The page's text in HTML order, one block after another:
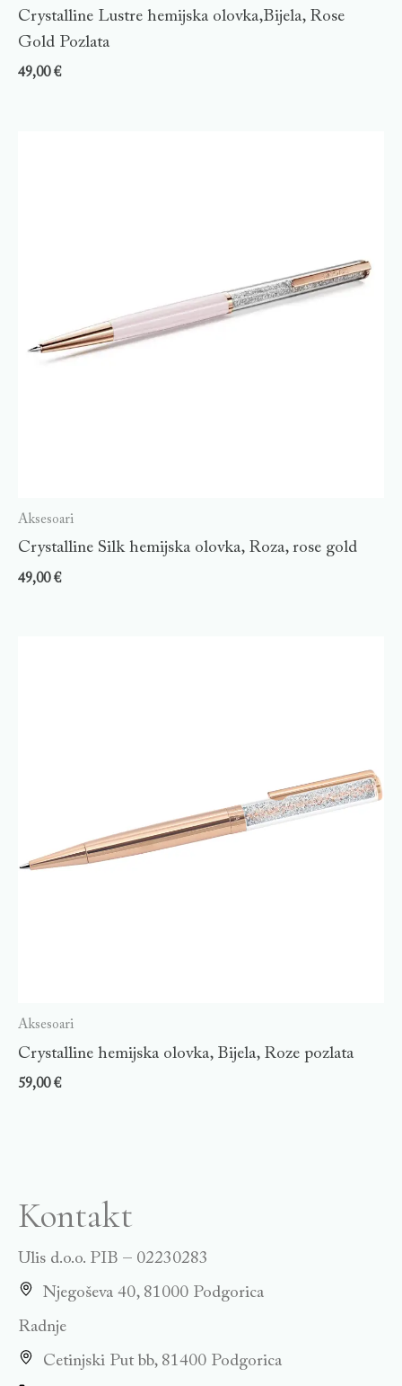
Crystalline Lustre hemijska olovka,Bijela, Rose
Gold Pozlata
49,00€
Aksesoari
Crystalline Silk hemijska olovka, Roza, rose gold
49,00€
Aksesoari
Crystalline hemijska olovka, Bijela, Roze pozlata
59,00€
Kontakt
Ulis d.o.o. PIB – 02230283
Njegoševa 40, 81000 Podgorica
Radnje
Cetinjski Put bb, 81400 Podgorica